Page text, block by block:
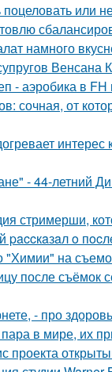
или
намного
Венсана
- аэробика в
сочная, от
- 44-летний
стримерши,
paccкaзaл o
"Химии" на
после
- про
в мире, их
проекта